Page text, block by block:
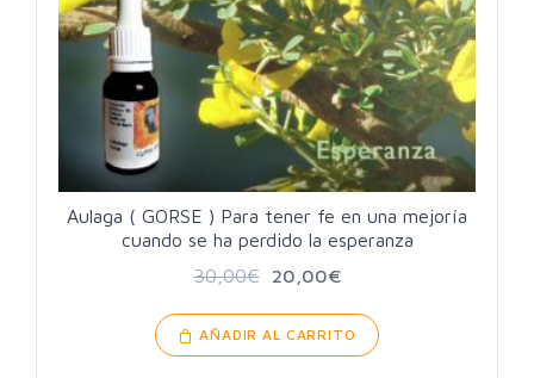
Aulaga ( GORSE ) Para tener fe en una mejoría
cuando se ha perdido la esperanza
30,00€ 20,00€
AÑADIR AL CARRITO